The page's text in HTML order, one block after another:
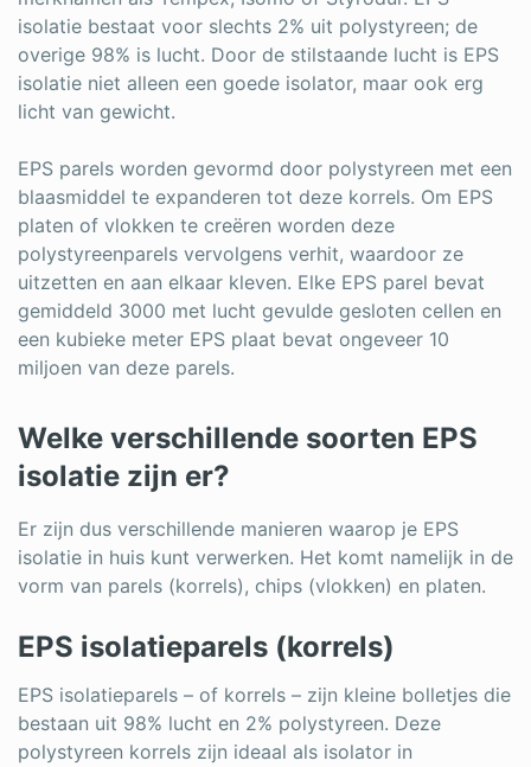
isolatie bestaat voor slechts 2% uit polystyreen; de
overige 98% is lucht. Door de stilstaande lucht is EPS
isolatie niet alleen een goede isolator, maar ook erg
licht van gewicht.
EPS parels worden gevormd door polystyreen met een
blaasmiddel te expanderen tot deze korrels. Om EPS
platen of vlokken te creëren worden deze
polystyreenparels vervolgens verhit, waardoor ze
uitzetten en aan elkaar kleven. Elke EPS parel bevat
gemiddeld 3000 met lucht gevulde gesloten cellen en
een kubieke meter EPS plaat bevat ongeveer 10
miljoen van deze parels.
Welke verschillende soorten EPS
isolatie zijn er?
Er zijn dus verschillende manieren waarop je EPS
isolatie in huis kunt verwerken. Het komt namelijk in de
vorm van parels (korrels), chips (vlokken) en platen.
EPS isolatieparels (korrels)
EPS isolatieparels – of korrels – zijn kleine bolletjes die
bestaan uit 98% lucht en 2% polystyreen. Deze
polystyreen korrels zijn ideaal als isolator in